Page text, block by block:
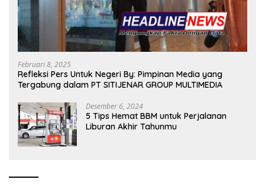
Februari 8, 2025
Refleksi Pers Untuk Negeri By: Pimpinan Media yang
Tergabung dalam PT SITIJENAR GROUP MULTIMEDIA
Desember 6, 2024
5 Tips Hemat BBM untuk Perjalanan
Liburan Akhir Tahunmu